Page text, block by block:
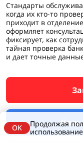
Стандарты
когда их кто-то
приходит в
оформляет
фиксирует, как
тайная проверка
и дает точные
OK
Продолжая